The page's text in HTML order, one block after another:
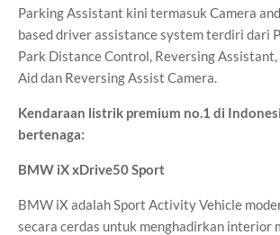
Parking Assistant kini termasuk Camera
based driver assistance system terdiri dari
Park Distance Control, Reversing
Aid dan Reversing Assist Camera.
Kendaraan listrik premium no.1 di
bertenaga:
BMW iX xDrive50 Sport
BMW iX adalah Sport Activity Vehicle
secara cerdas untuk menghadirkan interior